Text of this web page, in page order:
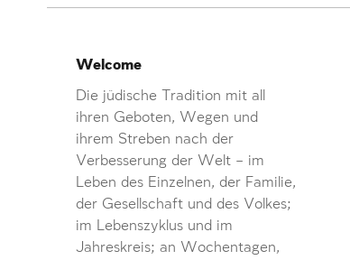
Welcome
Die jüdische Tradition mit all
ihren Geboten, Wegen und
ihrem Streben nach der
Verbesserung der Welt – im
Leben des Einzelnen, der Familie,
der Gesellschaft und des Volkes;
im Lebenszyklus und im
Jahreskreis; an Wochentagen,